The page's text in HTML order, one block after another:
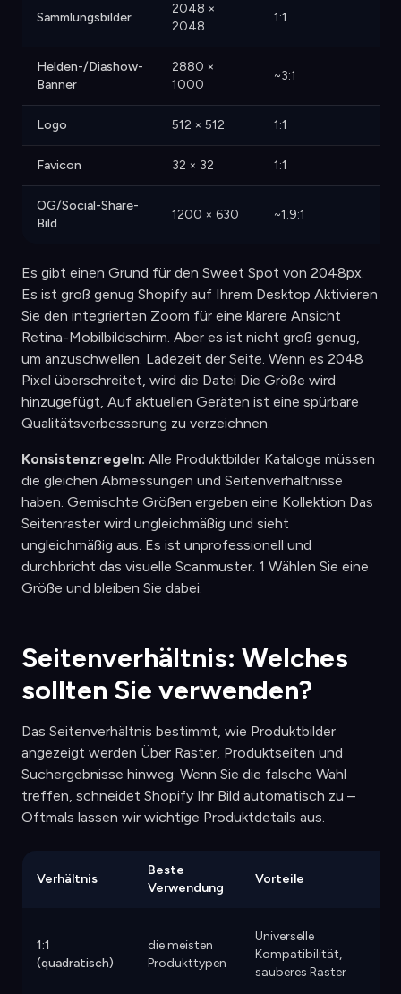
Sammlungsbilder
2048 ×
2048
1:1
Helden-/Diashow-
Banner
2880 ×
1000
~3:1
Logo 512 × 512 1:1
Favicon 32 × 32 1:1
OG/Social-Share-
Bild
1200 × 630 ~1.9:1
Es gibt einen Grund für den Sweet Spot von 2048px.
Es ist groß genug Shopify auf Ihrem Desktop Aktivieren
Sie den integrierten Zoom für eine klarere Ansicht
Retina-Mobilbildschirm. Aber es ist nicht groß genug,
um anzuschwellen. Ladezeit der Seite. Wenn es 2048
Pixel überschreitet, wird die Datei Die Größe wird
hinzugefügt, Auf aktuellen Geräten ist eine spürbare
Qualitätsverbesserung zu verzeichnen.
Konsistenzregeln: Alle Produktbilder Kataloge müssen
die gleichen Abmessungen und Seitenverhältnisse
haben. Gemischte Größen ergeben eine Kollektion Das
Seitenraster wird ungleichmäßig und sieht
ungleichmäßig aus. Es ist unprofessionell und
durchbricht das visuelle Scanmuster. 1 Wählen Sie eine
Größe und bleiben Sie dabei.
Seitenverhältnis: Welches
sollten Sie verwenden?
Das Seitenverhältnis bestimmt, wie Produktbilder
angezeigt werden Über Raster, Produktseiten und
Suchergebnisse hinweg. Wenn Sie die falsche Wahl
treffen, schneidet Shopify Ihr Bild automatisch zu –
Oftmals lassen wir wichtige Produktdetails aus.
Verhältnis
Beste
Verwendung
Vorteile
1:1
(quadratisch)
die meisten
Produkttypen
Universelle
Kompatibilität,
sauberes Raster